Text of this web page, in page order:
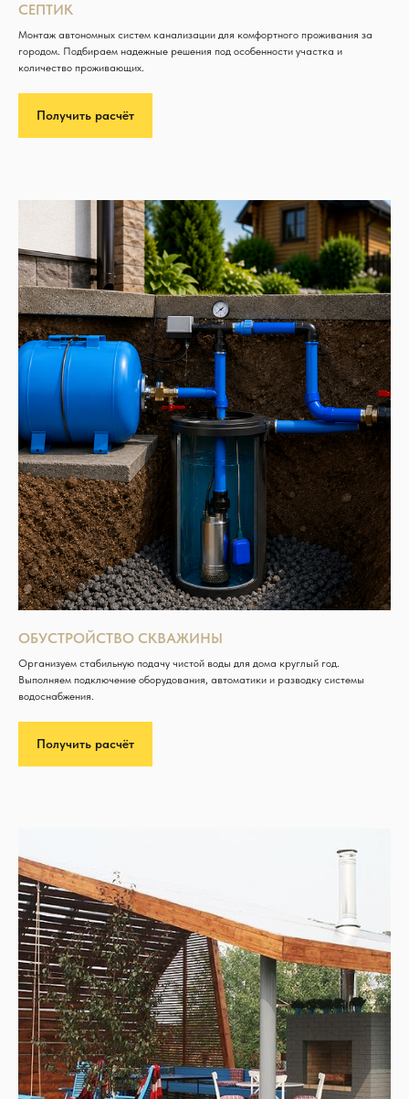
СЕПТИК
Монтаж автономных систем канализации для комфортного проживания за
городом. Подбираем надежные решения под особенности участка и
количество проживающих.
Получить расчёт
ОБУСТРОЙСТВО СКВАЖИНЫ
Организуем стабильную подачу чистой воды для дома круглый год.
Выполняем подключение оборудования, автоматики и разводку системы
водоснабжения.
Получить расчёт